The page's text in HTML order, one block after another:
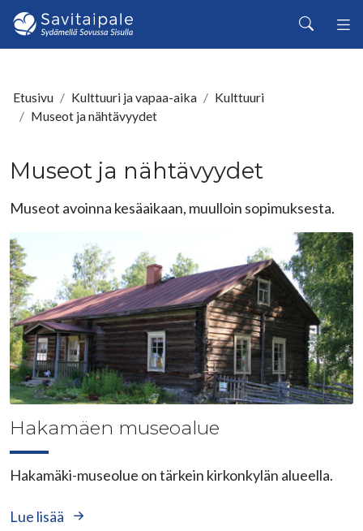
Siirry pääsisältöön
Haku
Etusivu Kulttuuri ja vapaa-aika
Kulttuuri
Museot ja nähtävyydet
Museot ja nähtävyydet
Museot avoinna kesäaikaan, muulloin sopimuksesta.
Hakamäen museoalue
Hakamäki-museolue on tärkein kirkonkylän alueella.
Lue lisää